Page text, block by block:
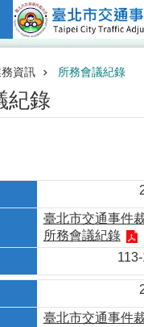
塊
資訊 所務會議紀錄
紀錄
臺北市交通事件
所務會議紀錄
臺北市交通事件